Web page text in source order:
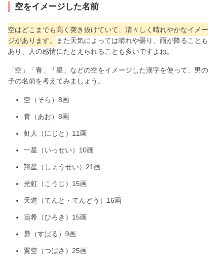
空をイメージした名前
空はどこまでも高く突き抜けていて、清々しく晴れやかなイメー
ジがあります。
また天気によっては晴れや曇り、雨が降ることも
あり、人の感情にたとえられることも多いですよね。
「空」「青」「星」などの空をイメージした漢字を使って、男の
子の名前を考えてみましょう。
空（そら）8画
青（あお）8画
虹人（にじと）11画
一星（いっせい）10画
翔星（しょうせい）21画
光虹（こうじ）15画
天道（てんと・てんどう）16画
宙希（ひろき）15画
昴（すばる）9画
翼空（つばさ）25画